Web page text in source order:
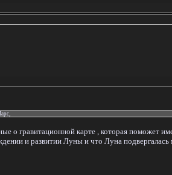
о гравитационной карте , которая поможет
и развитии Луны и что Луна